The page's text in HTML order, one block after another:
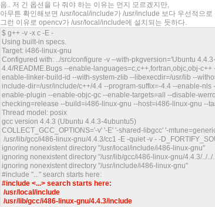
음.. 저 긴 옵션을 다 줘야 하는 이유는 먼지 모르겠지만,
아무튼 확인해보면 /usr/local/include가 /usr/include 보다 우선적으로
그런 이유로 opencv가 /usr/local/include에 설치되는 듯하다.
$ g++ -v -x c -E -
Using built-in specs.
Target: i486-linux-gnu
Configured with: ../src/configure -v --with-pkgversion='Ubuntu
4.4/README.Bugs --enable-languages=c,c++,fortran,objc,obj-
enable-linker-build-id --with-system-zlib --libexecdir=/usr/lib --
include-dir=/usr/include/c++/4.4 --program-suffix=-4.4 --enable-
enable-plugin --enable-objc-gc --enable-targets=all --disable-
checking=release --build=i486-linux-gnu --host=i486-linux-gnu --
Thread model: posix
gcc version 4.4.3 (Ubuntu 4.4.3-4ubuntu5)
COLLECT_GCC_OPTIONS='-v' '-E' '-shared-libgcc' '-
/usr/lib/gcc/i486-linux-gnu/4.4.3/cc1 -E -quiet -v - -
ignoring nonexistent directory "/usr/local/include/i486-linux-gnu"
ignoring nonexistent directory "/usr/lib/gcc/i486-linux-gnu/4.4.3/../
ignoring nonexistent directory "/usr/include/i486-linux-gnu"
#include "..." search starts here:
#include <...> search starts here:
/usr/local/include
/usr/lib/gcc/i486-linux-gnu/4.4.3/include